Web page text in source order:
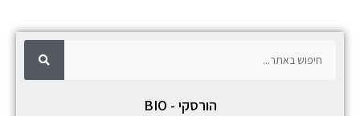
ח
י
פ
הורסקי - BIO